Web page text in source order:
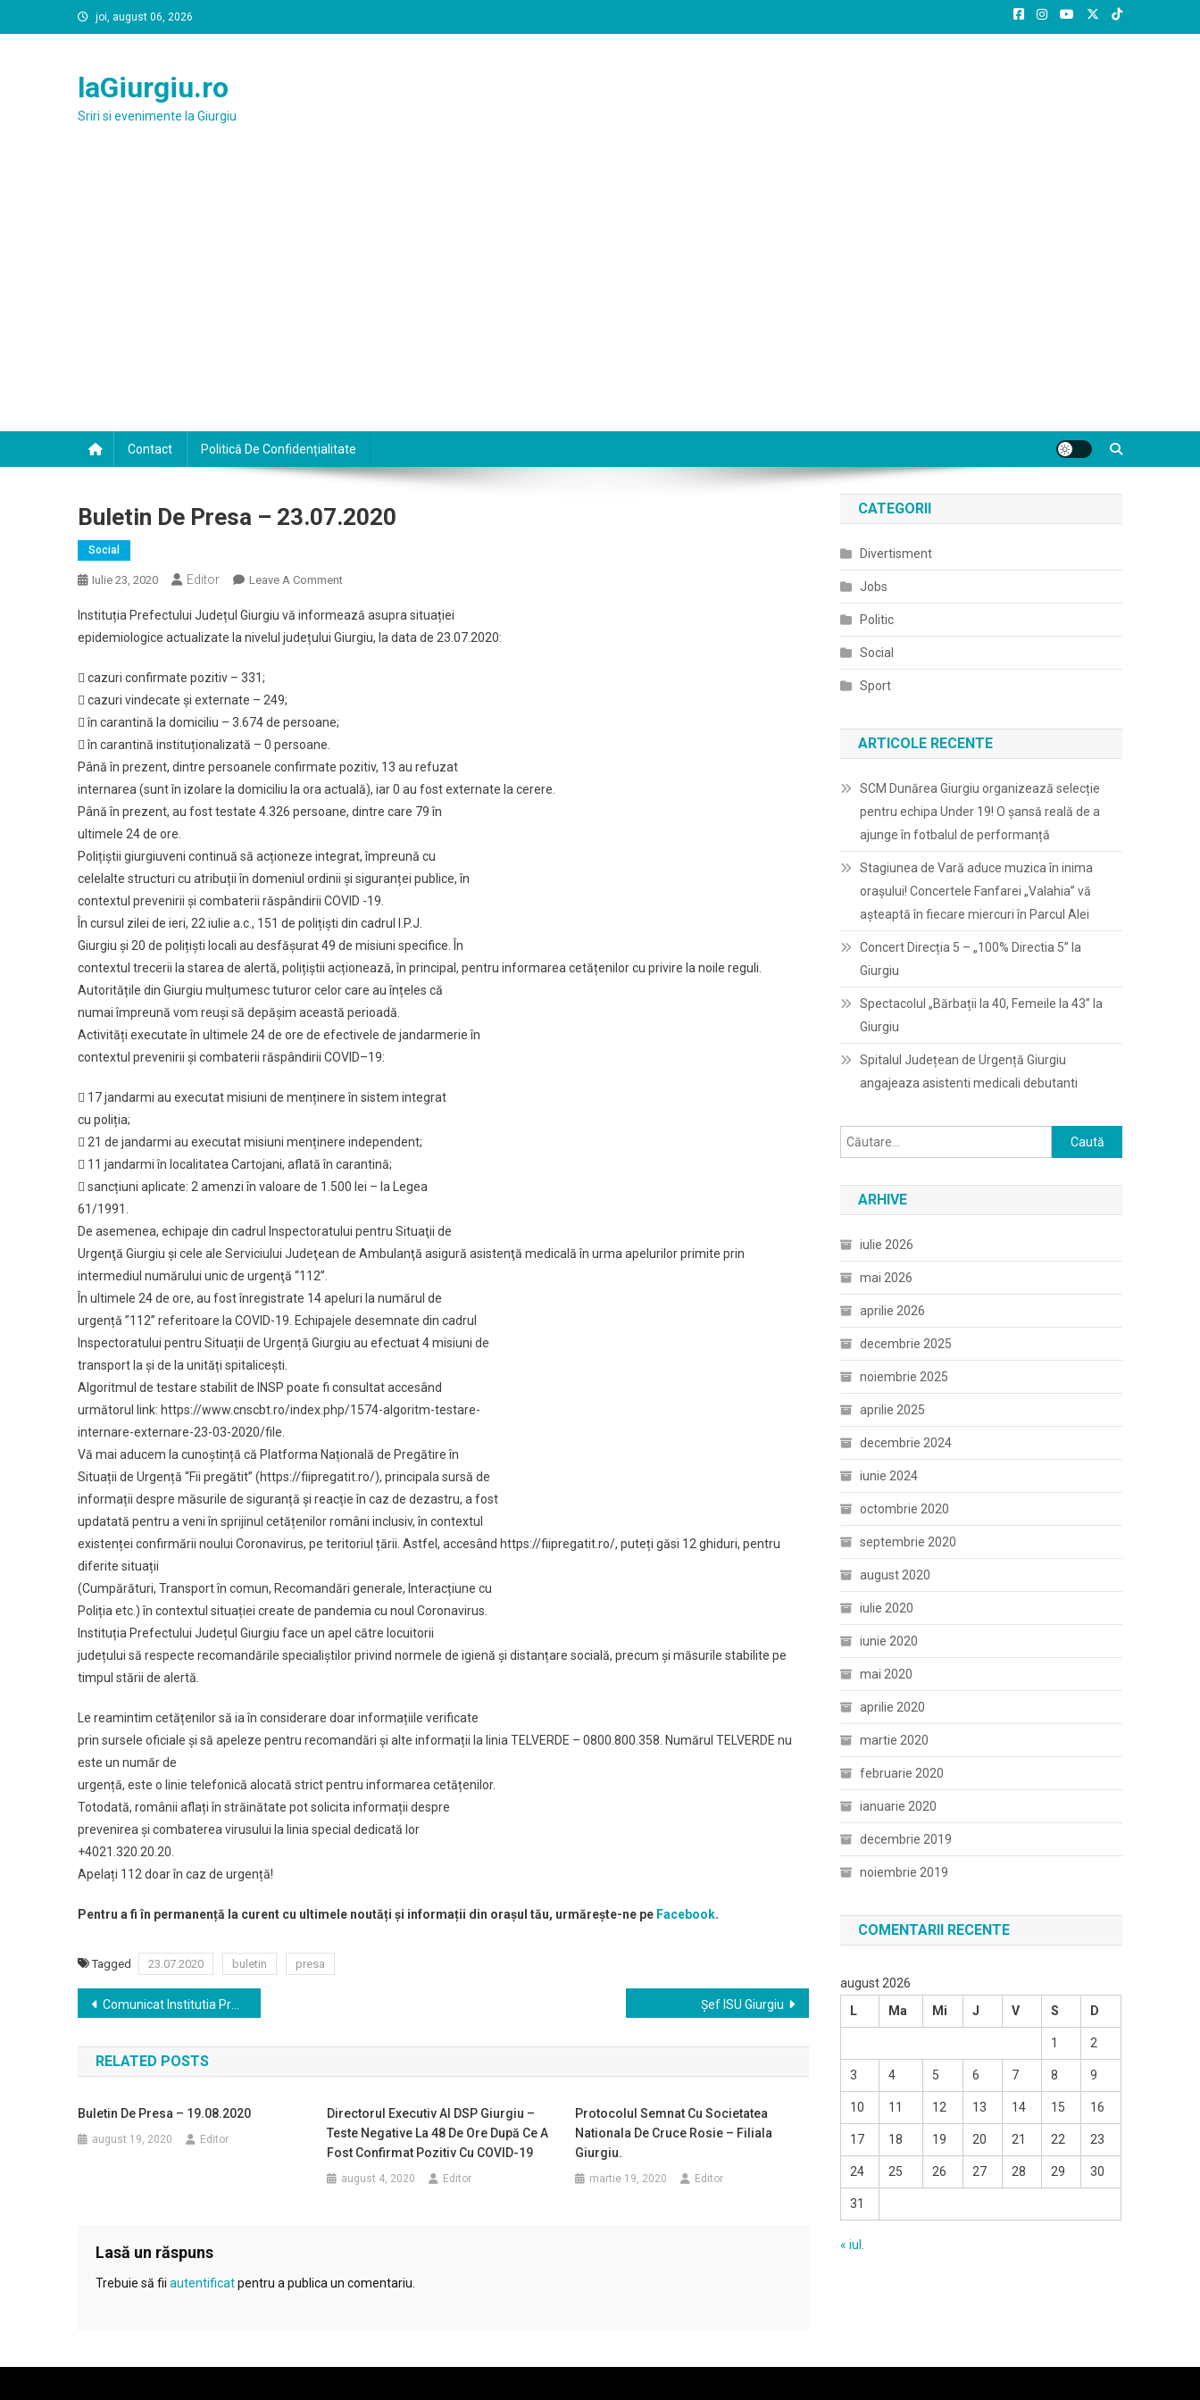
to
joi, august 06, 2026
laGiurgiu.ro
Sriri si evenimente la Giurgiu
Contact Politică De Confidențialitate
Buletin De Presa – 23.07.2020
Social
Iulie 23, 2020 Editor Leave A CommentOn
De
Presa
Instituția Prefectului Județul Giurgiu vă informează asupra situației
epidemiologice actualizate la nivelul județului Giurgiu, la data de 23.07.2020:
 cazuri confirmate pozitiv – 331;
 cazuri vindecate și externate – 249;
 în carantină la domiciliu – 3.674 de persoane;
 în carantină instituționalizată – 0 persoane.
Până în prezent, dintre persoanele confirmate pozitiv, 13 au refuzat
internarea (sunt în izolare la domiciliu la ora actuală), iar 0 au fost externate la cerere.
Până în prezent, au fost testate 4.326 persoane, dintre care 79 în
ultimele 24 de ore.
Polițiștii giurgiuveni continuă să acționeze integrat, împreună cu
celelalte structuri cu atribuții în domeniul ordinii și siguranței publice, în
contextul prevenirii și combaterii răspândirii COVID -19.
În cursul zilei de ieri, 22 iulie a.c., 151 de polițiști din cadrul I.P.J.
Giurgiu și 20 de polițiști locali au desfășurat 49 de misiuni specifice. În
contextul trecerii la starea de alertă, polițiștii acționează, în principal, pentru informarea cetățenilor cu privire la noile reguli.
Autoritățile din Giurgiu mulțumesc tuturor celor care au înțeles că
numai împreună vom reuși să depășim această perioadă.
Activități executate în ultimele 24 de ore de efectivele de jandarmerie în
contextul prevenirii și combaterii răspândirii COVID–19:
 17 jandarmi au executat misiuni de menținere în sistem integrat
cu poliția;
 21 de jandarmi au executat misiuni menținere independent;
 11 jandarmi în localitatea Cartojani, aflată în carantină;
 sancțiuni aplicate: 2 amenzi în valoare de 1.500 lei – la Legea
61/1991.
De asemenea, echipaje din cadrul Inspectoratului pentru Situaţii de
Urgenţă Giurgiu şi cele ale Serviciului Judeţean de Ambulanţă asigură asistenţă medicală în urma apelurilor primite prin
intermediul numărului unic de urgenţă “112”.
În ultimele 24 de ore, au fost înregistrate 14 apeluri la numărul de
urgență ”112” referitoare la COVID-19. Echipajele desemnate din cadrul
Inspectoratului pentru Situații de Urgență Giurgiu au efectuat 4 misiuni de
transport la și de la unități spitalicești.
Algoritmul de testare stabilit de INSP poate fi consultat accesând
următorul link: https://www.cnscbt.ro/index.php/1574-algoritm-testare-
internare-externare-23-03-2020/file.
Vă mai aducem la cunoștință că Platforma Națională de Pregătire în
Situații de Urgență “Fii pregătit” (https://fiipregatit.ro/), principala sursă de
informații despre măsurile de siguranță și reacție în caz de dezastru, a fost
updatată pentru a veni în sprijinul cetățenilor români inclusiv, în contextul
existenței confirmării noului Coronavirus, pe teritoriul țării. Astfel, accesând https://fiipregatit.ro/, puteți găsi 12 ghiduri, pentru
diferite situații
(Cumpărături, Transport în comun, Recomandări generale, Interacțiune cu
Poliția etc.) în contextul situației create de pandemia cu noul Coronavirus.
Instituția Prefectului Județul Giurgiu face un apel către locuitorii
județului să respecte recomandările specialiștilor privind normele de igienă și distanțare socială, precum și măsurile stabilite pe
timpul stării de alertă.
Le reamintim cetățenilor să ia în considerare doar informațiile verificate
prin sursele oficiale și să apeleze pentru recomandări și alte informații la linia TELVERDE – 0800.800.358. Numărul TELVERDE nu
este un număr de
urgență, este o linie telefonică alocată strict pentru informarea cetățenilor.
Totodată, românii aflați în străinătate pot solicita informații despre
prevenirea și combaterea virusului la linia special dedicată lor
+4021.320.20.20.
Apelați 112 doar în caz de urgență!
Pentru a fi în permanență la curent cu ultimele noutăți și informații din orașul tău, urmărește-ne pe Facebook.
Tagged 23.07.2020 buletin presa
Navigare
în
articole
Comunicat Institutia Prefectului Șef ISU Giurgiu
RELATED POSTS
Buletin De Presa – 19.08.2020
august 19, 2020 Editor
Directorul Executiv Al DSP Giurgiu –
Teste Negative La 48 De Ore După Ce A
Fost Confirmat Pozitiv Cu COVID-19
august 4, 2020 Editor
Protocolul Semnat Cu Societatea
Nationala De Cruce Rosie – Filiala
Giurgiu.
martie 19, 2020 Editor
Lasă un răspuns
Trebuie să fii autentificatpentru a publica un comentariu.
CATEGORII
Divertisment
Jobs
Politic
Social
Sport
ARTICOLE RECENTE
SCM Dunărea Giurgiu organizează selecție
pentru echipa Under 19! O șansă reală de a
ajunge în fotbalul de performanță
Stagiunea de Vară aduce muzica în inima
orașului! Concertele Fanfarei „Valahia” vă
așteaptă în fiecare miercuri în Parcul Alei
Concert Direcția 5 – „100% Directia 5” la
Giurgiu
Spectacolul „Bărbații la 40, Femeile la 43” la
Giurgiu
Spitalul Județean de Urgență Giurgiu
angajeaza asistenti medicali debutanti
Caută
după:
ARHIVE
iulie 2026
mai 2026
aprilie 2026
decembrie 2025
noiembrie 2025
aprilie 2025
decembrie 2024
iunie 2024
octombrie 2020
septembrie 2020
august 2020
iulie 2020
iunie 2020
mai 2020
aprilie 2020
martie 2020
februarie 2020
ianuarie 2020
decembrie 2019
noiembrie 2019
COMENTARII RECENTE
august 2026
L
Ma Mi J V S D
1 2
3 4 5 6 7 8 9
10 11 12 13 14 15 16
17 18 19 20 21 22 23
24 25 26 27 28 29 30
31
« iul.